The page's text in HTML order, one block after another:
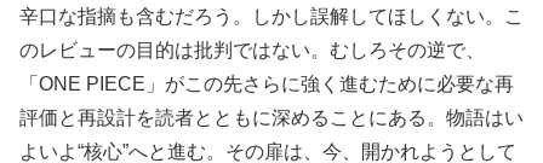
辛口な指摘も含むだろう。しかし誤解してほしくない。こ
のレビューの目的は批判ではない。むしろその逆で、
「ONE PIECE」がこの先さらに強く進むために必要な再
評価と再設計を読者とともに深めることにある。物語はい
よいよ“核心”へと進む。その扉は、今、開かれようとして